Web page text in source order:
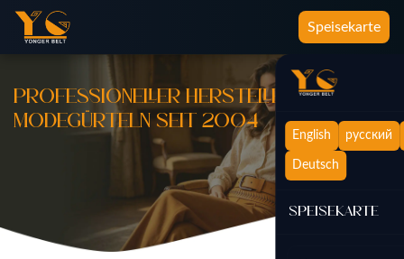
Speisekarte
English русский
Deutsch
Speisekarte
PROFESSIONELLER HERSTELLER VON
MODEGÜRTELN SEIT 2004